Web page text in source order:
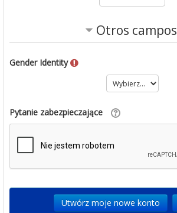
Otros campos
Gender Identity
Pytanie zabezpieczające